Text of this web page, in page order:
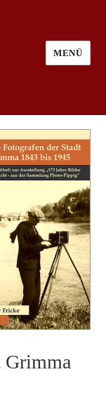
MENÜ
Grimma